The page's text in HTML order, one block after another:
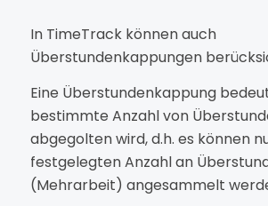
In TimeTrack können auch
Überstundenkappungen
Eine Überstundenkappung
bestimmte Anzahl von
abgegolten wird, d.h. es können
festgelegten Anzahl an
(Mehrarbeit) angesammelt